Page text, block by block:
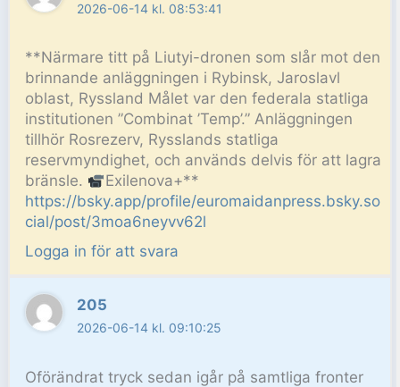
2026-06-14 kl. 08:53:41
**Närmare titt på Liutyi-dronen som slår mot den
brinnande anläggningen i Rybinsk, Jaroslavl
oblast, Ryssland Målet var den federala statliga
institutionen ”Combinat ’Temp’.” Anläggningen
tillhör Rosrezerv, Rysslands statliga
reservmyndighet, och används delvis för att lagra
bränsle.
Exilenova+**
https://bsky.app/profile/euromaidanpress.bsky.so
cial/post/3moa6neyvv62l
Logga in för att svara
205
2026-06-14 kl. 09:10:25
Oförändrat tryck sedan igår på samtliga fronter